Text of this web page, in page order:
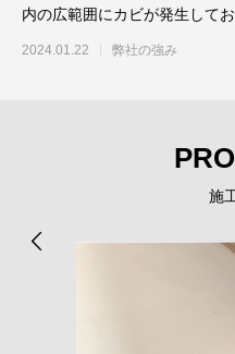
内の広範囲にカビが発生して
く、スポットラ
2024.01.22 弊社の強み
施